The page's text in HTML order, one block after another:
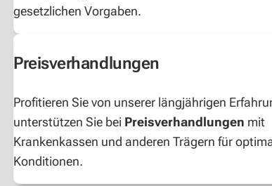
gesetzlichen Vorgaben.
Preisverhandlungen
Profitieren Sie von unserer längjährigen
unterstützen Sie bei Preisverhandlungen mit
Krankenkassen und anderen Trägern für
Konditionen.